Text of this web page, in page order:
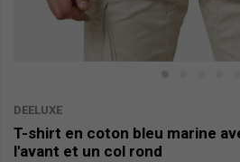
DEELUXE
T-shirt en coton bleu marine
l'avant et un col rond